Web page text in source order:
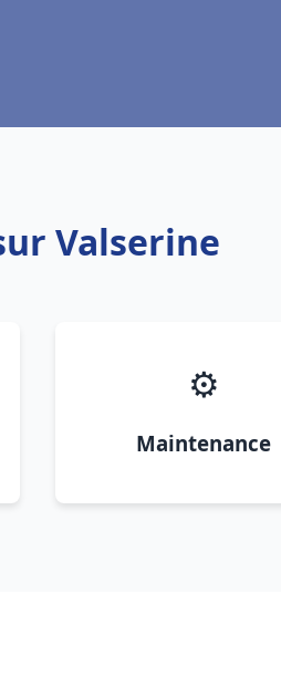
Valserine
⚙️
Maintenance